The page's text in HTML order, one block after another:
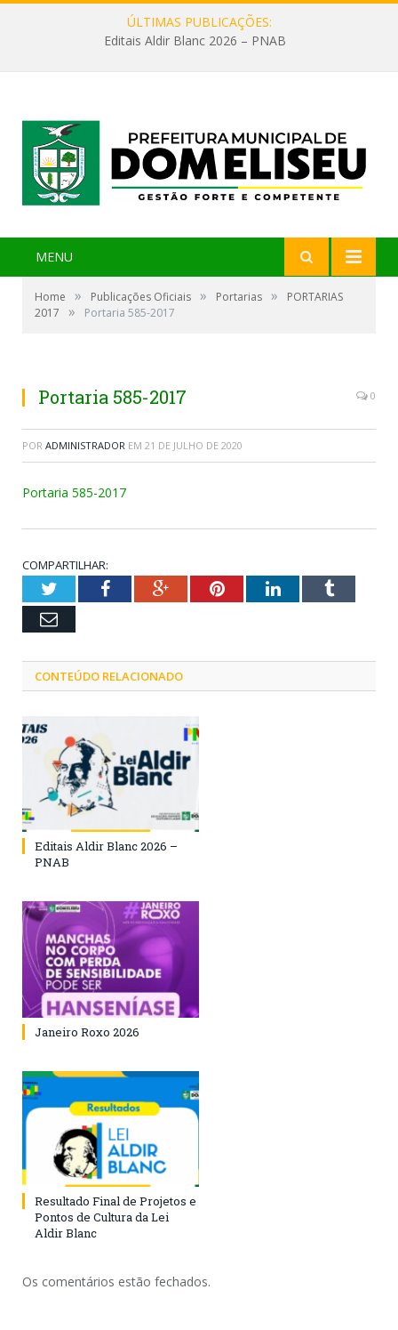
ÚLTIMAS PUBLICAÇÕES:
Editais Aldir Blanc 2026 – PNAB
MENU
Home » Publicações Oficiais » Portarias »
PORTARIAS
2017
» Portaria 585-2017
Portaria 585-2017 0
POR ADMINISTRADOR EM 21 DE JULHO DE 2020
Portaria 585-2017
COMPARTILHAR:
TwitterFacebookGoogle+PinterestLinkedInTumblr
Email
CONTEÚDO RELACIONADO
Editais Aldir Blanc 2026 –
PNAB
Janeiro Roxo 2026
Resultado Final de Projetos e
Pontos de Cultura da Lei
Aldir Blanc
Os comentários estão fechados.